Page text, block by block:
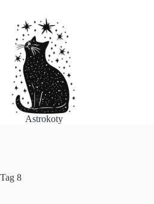
treści
Astrokoty
Tag 8